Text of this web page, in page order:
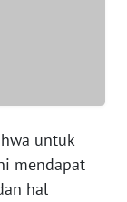
untuk
mendapat
hal